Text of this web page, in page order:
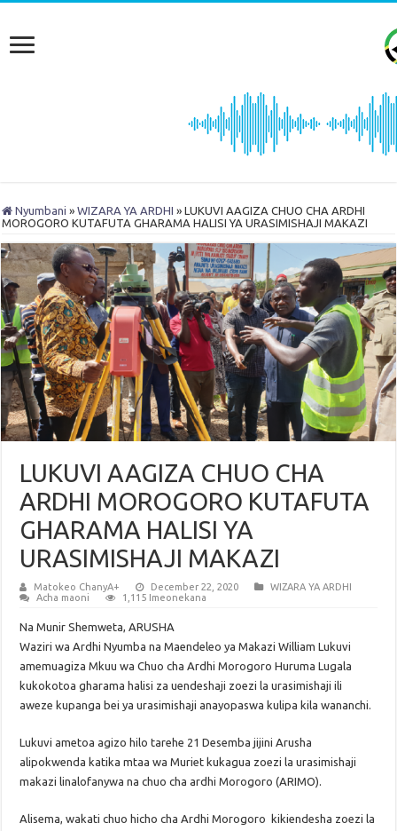
Nyumbani » WIZARA YA ARDHI » LUKUVI AAGIZA CHUO CHA ARDHI
MOROGORO KUTAFUTA GHARAMA HALISI YA URASIMISHAJI MAKAZI
LUKUVI AAGIZA CHUO CHA
ARDHI MOROGORO KUTAFUTA
GHARAMA HALISI YA
URASIMISHAJI MAKAZI
Matokeo ChanyA+ December 22, 2020
WIZARA YA ARDHI
Acha maoni
1,115 Imeonekana
Na Munir Shemweta, ARUSHA
Waziri wa Ardhi Nyumba na Maendeleo ya Makazi William Lukuvi
amemuagiza Mkuu wa Chuo cha Ardhi Morogoro Huruma Lugala
kukokotoa gharama halisi za uendeshaji zoezi la urasimishaji ili
aweze kupanga bei ya urasimishaji anayopaswa kulipa kila wananchi.
Lukuvi ametoa agizo hilo tarehe 21 Desemba jijini Arusha
alipokwenda katika mtaa wa Muriet kukagua zoezi la urasimishaji
makazi linalofanywa na chuo cha ardhi Morogoro (ARIMO).
Alisema, wakati chuo hicho cha Ardhi Morogoro kikiendesha zoezi la